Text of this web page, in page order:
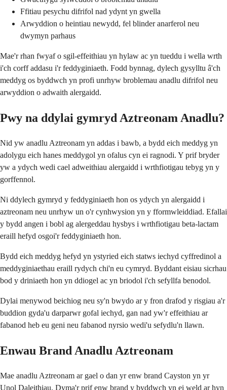
Ffitiau pesychu difrifol nad ydynt yn gwella
Arwyddion o heintiau newydd, fel blinder anarferol neu
dwymyn parhaus
Mae'r rhan fwyaf o sgil-effeithiau yn hylaw ac yn tueddu i wella wrth
i'ch corff addasu i'r feddyginiaeth. Fodd bynnag, dylech gysylltu â'ch
meddyg os byddwch yn profi unrhyw broblemau anadlu difrifol neu
arwyddion o adwaith alergaidd.
Pwy na ddylai gymryd Aztreonam Anadlu?
Nid yw anadlu Aztreonam yn addas i bawb, a bydd eich meddyg yn
adolygu eich hanes meddygol yn ofalus cyn ei ragnodi. Y prif bryder
yw a ydych wedi cael adweithiau alergaidd i wrthfiotigau tebyg yn y
gorffennol.
Ni ddylech gymryd y feddyginiaeth hon os ydych yn alergaidd i
aztreonam neu unrhyw un o'r cynhwysion yn y fformwleiddiad. Efallai
y bydd angen i bobl ag alergeddau hysbys i wrthfiotigau beta-lactam
eraill hefyd osgoi'r feddyginiaeth hon.
Bydd eich meddyg hefyd yn ystyried eich statws iechyd cyffredinol a
meddyginiaethau eraill rydych chi'n eu cymryd. Byddant eisiau sicrhau
bod y driniaeth hon yn ddiogel ac yn briodol i'ch sefyllfa benodol.
Dylai menywod beichiog neu sy'n bwydo ar y fron drafod y risgiau a'r
buddion gyda'u darparwr gofal iechyd, gan nad yw'r effeithiau ar
fabanod heb eu geni neu fabanod nyrsio wedi'u sefydlu'n llawn.
Enwau Brand Anadlu Aztreonam
Mae anadlu Aztreonam ar gael o dan yr enw brand Cayston yn yr
Unol Daleithiau. Dyma'r prif enw brand y byddwch yn ei weld ar hyn